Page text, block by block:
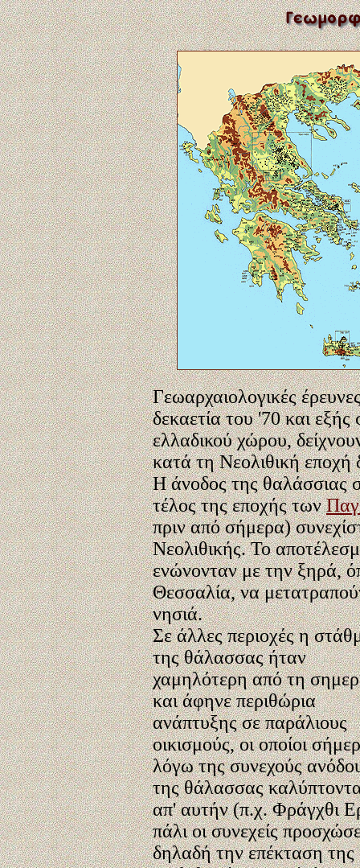
Γεωαρχαιολογικές
δεκαετία του '70 και εξής
ελλαδικού χώρου,
κατά τη Νεολιθική εποχή
Η άνοδος της θαλάσσιας
τέλος της εποχής των
πριν από σήμερα)
Νεολιθικής. Το
ενώνονταν με την ξηρά,
Θεσσαλία, να
νησιά.
Σε άλλες περιοχές η
της θάλασσας ήταν
χαμηλότερη από τη
και άφηνε περιθώρια
ανάπτυξης σε παράλιους
οικισμούς, οι οποίοι
λόγω της συνεχούς
της θάλασσας
απ' αυτήν (π.χ. Φράγχθι
πάλι οι συνεχείς
δηλαδή την επέκταση